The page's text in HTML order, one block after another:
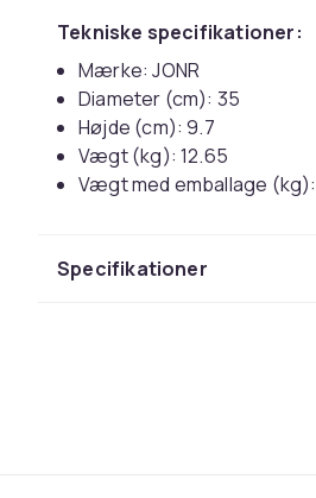
Tekniske specifikationer:
Mærke: JONR
Diameter (cm): 35
Højde (cm): 9.7
Vægt (kg): 12.65
Vægt med emballage (kg):
Batteriopladningstid (min):
Specifikationer